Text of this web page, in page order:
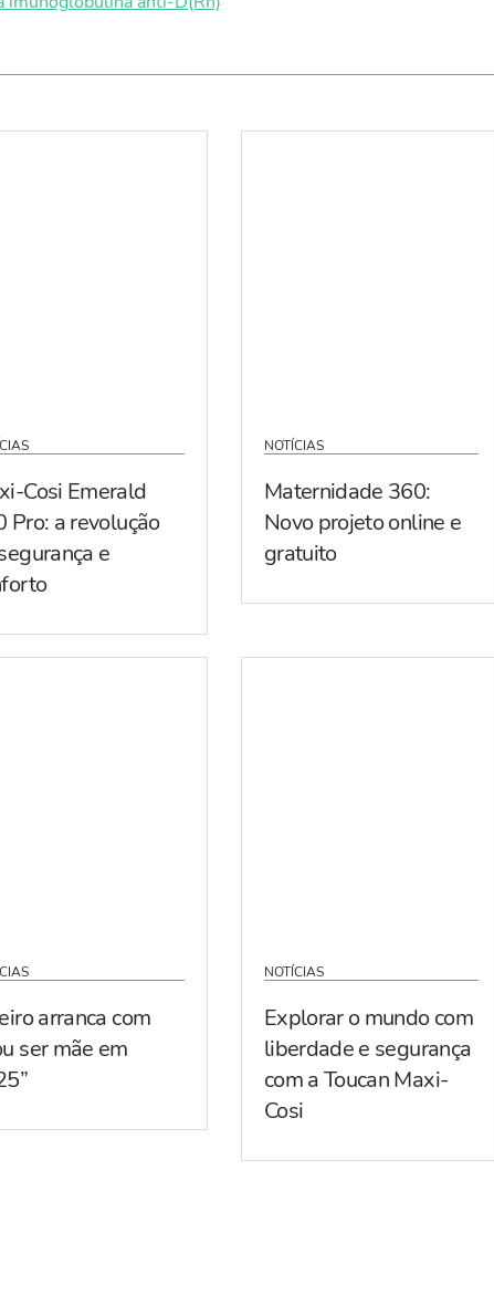
Cosi Emerald
Pro: a revolução
e
NOTÍCIAS
Maternidade 360:
Novo projeto online e
gratuito
arranca com
ser mãe em
NOTÍCIAS
Explorar o mundo com
liberdade e segurança
com a Toucan Maxi-
Cosi